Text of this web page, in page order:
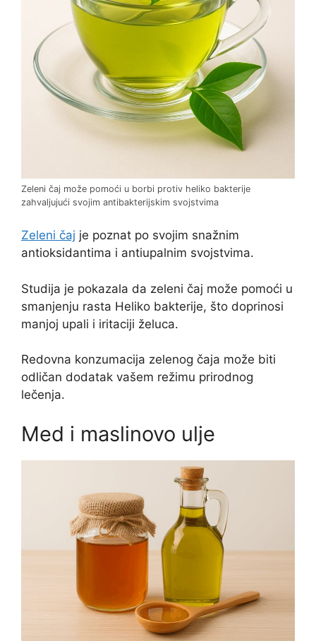
Zeleni čaj može pomoći u borbi protiv heliko bakterije
zahvaljujući svojim antibakterijskim svojstvima
Zeleni čaj je poznat po svojim snažnim
antioksidantima i antiupalnim svojstvima.
Studija je pokazala da zeleni čaj može pomoći u
smanjenju rasta Heliko bakterije, što doprinosi
manjoj upali i iritaciji želuca.
Redovna konzumacija zelenog čaja može biti
odličan dodatak vašem režimu prirodnog
lečenja.
Med i maslinovo ulje